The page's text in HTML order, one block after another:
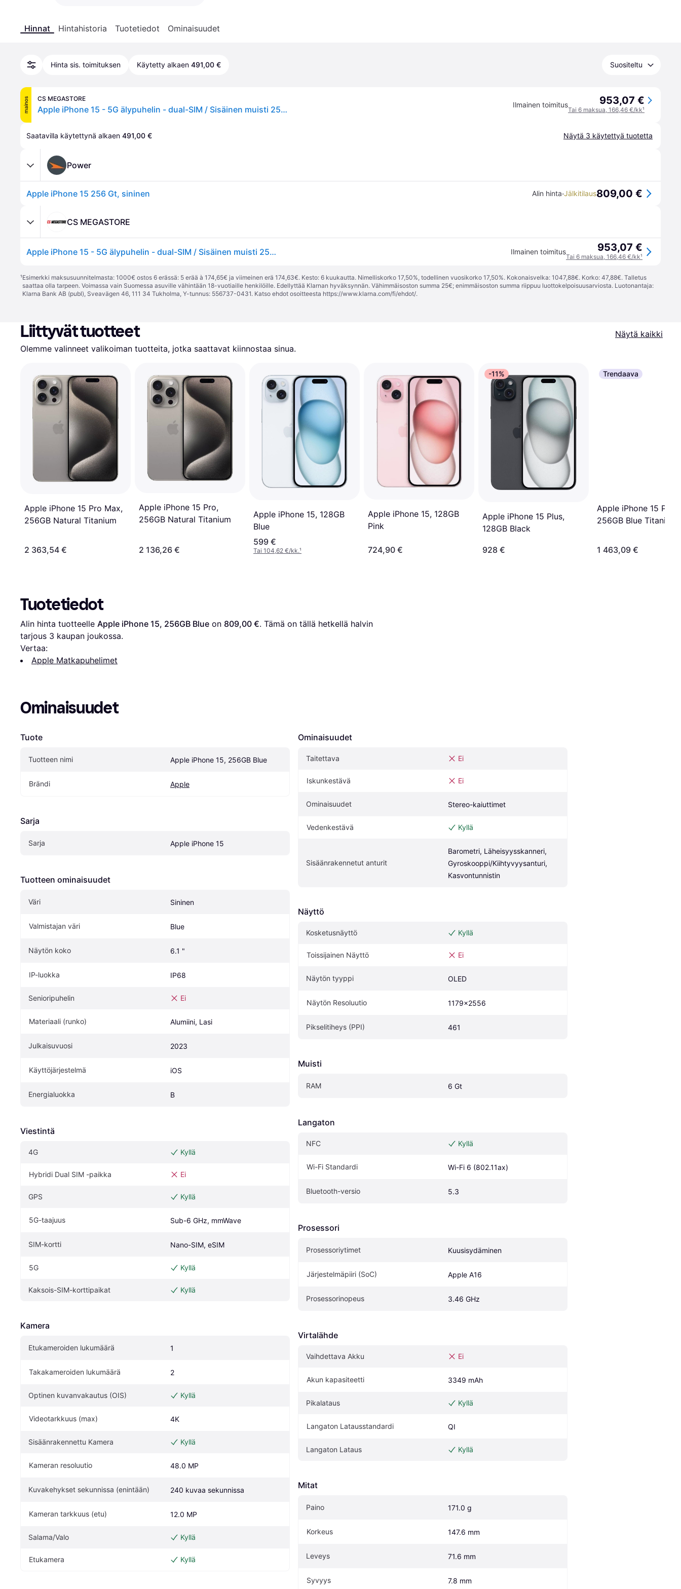
Hinnat Hintahistoria Tuotetiedot Ominaisuudet
Hinta sis. toimituksen Käytetty alkaen 491,00 € Suositeltu
mainos CS MEGASTORE
Apple iPhone 15 - 5G älypuhelin - dual-SIM / Sisäinen muisti 256 GB - OLED-näyttö - 6,1 - 2556 x 1179 pikseliä - 2x takakamera 48 MP, 12 MP - etukamera 12 MP - sininen Ilmainen toimitus 953,07 €
Tai 6 maksua, 166,46 €/kk¹
Saatavilla käytettynä alkaen 491,00 € Näytä 3 käytettyä tuotetta
Power
Apple iPhone 15 256 Gt, sininen Alin hinta·Jälkitilaus809,00 €
CS MEGASTORE
Apple iPhone 15 - 5G älypuhelin - dual-SIM / Sisäinen muisti 256 GB - OLED-näyttö - 6,1 - 2556 x 1179 pikseliä - 2x takakamera 48 MP, 12 MP - etukamera 12 MP - sininen Ilmainen toimitus 953,07 €
Tai 6 maksua, 166,46 €/kk¹
¹Esimerkki maksusuunnitelmasta: 1000€ ostos 6 erässä: 5 erää à 174,65€ ja viimeinen erä 174,63€. Kesto: 6 kuukautta. Nimelliskorko 17,50%, todellinen vuosikorko 17,50%. Kokonaisvelka: 1047,88€. Korko: 47,88€. Talletus
saattaa olla tarpeen. Voimassa vain Suomessa asuville vähintään 18-vuotiaille henkilöille. Edellyttää Klarnan hyväksynnän. Vähimmäisoston summa 25€; enimmäisoston summa riippuu luottokelpoisuusarviosta. Luotonantaja:
Klarna Bank AB (publ), Sveavägen 46, 111 34 Tukholma, Y-tunnus: 556737-0431. Katso ehdot osoitteesta https://www.klarna.com/fi/ehdot/.
Liittyvät tuotteet
Näytä kaikki
Olemme valinneet valikoiman tuotteita, jotka saattavat kiinnostaa sinua.
Apple iPhone 15 Pro Max,
256GB Natural Titanium
2 363,54 €
Apple iPhone 15 Pro,
256GB Natural Titanium
2 136,26 €
Apple iPhone 15, 128GB
Blue
599 €
Tai 104,62 €/kk.¹
Apple iPhone 15, 128GB
Pink
724,90 €
-11%
Apple iPhone 15 Plus,
128GB Black
928 €
Trendaava
Apple iPhone 15 Pro
256GB Blue Titanium
1 463,09 €
Tuotetiedot
Alin hinta tuotteelle Apple iPhone 15, 256GB Blue on 809,00 €. Tämä on tällä hetkellä halvin
tarjous 3 kaupan joukossa.
Vertaa:
Apple Matkapuhelimet
Ominaisuudet
Tuote
Tuotteen nimi Apple iPhone 15, 256GB Blue
Brändi Apple
Sarja
Sarja Apple iPhone 15
Tuotteen ominaisuudet
Väri Sininen
Valmistajan väri Blue
Näytön koko 6.1 "
IP-luokka IP68
Senioripuhelin Ei
Materiaali (runko) Alumiini, Lasi
Julkaisuvuosi 2023
Käyttöjärjestelmä iOS
Energialuokka B
Viestintä
4G Kyllä
Hybridi Dual SIM -paikka Ei
GPS Kyllä
5G-taajuus Sub-6 GHz, mmWave
SIM-kortti Nano-SIM, eSIM
5G Kyllä
Kaksois-SIM-korttipaikat Kyllä
Kamera
Etukameroiden lukumäärä 1
Takakameroiden lukumäärä 2
Optinen kuvanvakautus (OIS) Kyllä
Videotarkkuus (max) 4K
Sisäänrakennettu Kamera Kyllä
Kameran resoluutio 48.0 MP
Kuvakehykset sekunnissa (enintään) 240 kuvaa sekunnissa
Kameran tarkkuus (etu) 12.0 MP
Salama/Valo Kyllä
Etukamera Kyllä
Ominaisuudet
Taitettava Ei
Iskunkestävä Ei
Ominaisuudet Stereo-kaiuttimet
Vedenkestävä Kyllä
Sisäänrakennetut anturit
Barometri, Läheisyysskanneri,
Gyroskooppi/Kiihtyvyysanturi,
Kasvontunnistin
Näyttö
Kosketusnäyttö Kyllä
Toissijainen Näyttö Ei
Näytön tyyppi OLED
Näytön Resoluutio 1179x2556
Pikselitiheys (PPI) 461
Muisti
RAM 6 Gt
Langaton
NFC Kyllä
Wi-Fi Standardi Wi-Fi 6 (802.11ax)
Bluetooth-versio 5.3
Prosessori
Prosessoriytimet Kuusisydäminen
Järjestelmäpiiri (SoC) Apple A16
Prosessorinopeus 3.46 GHz
Virtalähde
Vaihdettava Akku Ei
Akun kapasiteetti 3349 mAh
Pikalataus Kyllä
Langaton Latausstandardi QI
Langaton Lataus Kyllä
Mitat
Paino 171.0 g
Korkeus 147.6 mm
Leveys 71.6 mm
Syvyys 7.8 mm